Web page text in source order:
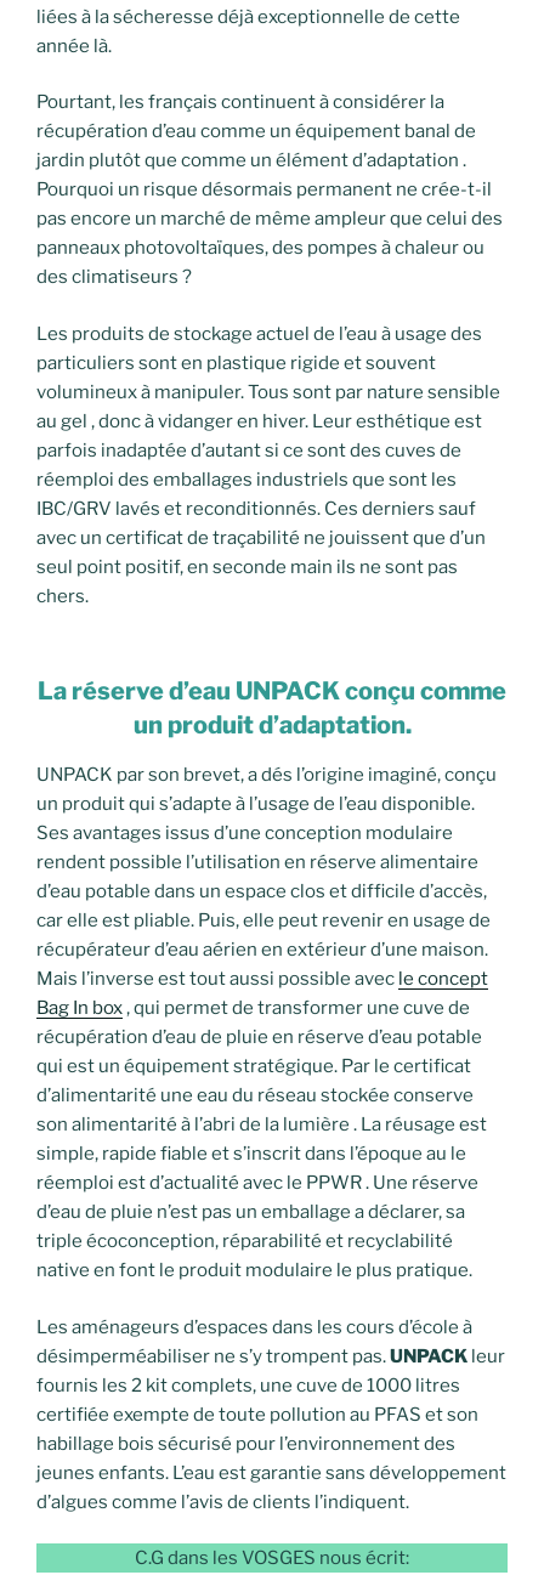
liées à la sécheresse déjà exceptionnelle de cette
année là.
Pourtant, les français continuent à considérer la
récupération d’eau comme un équipement banal de
jardin plutôt que comme un élément d’adaptation .
Pourquoi un risque désormais permanent ne crée-t-il
pas encore un marché de même ampleur que celui des
panneaux photovoltaïques, des pompes à chaleur ou
des climatiseurs ?
Les produits de stockage actuel de l’eau à usage des
particuliers sont en plastique rigide et souvent
volumineux à manipuler. Tous sont par nature sensible
au gel , donc à vidanger en hiver. Leur esthétique est
parfois inadaptée d’autant si ce sont des cuves de
réemploi des emballages industriels que sont les
IBC/GRV lavés et reconditionnés. Ces derniers sauf
avec un certificat de traçabilité ne jouissent que d’un
seul point positif, en seconde main ils ne sont pas
chers.
La réserve d’eau UNPACK conçu comme
un produit d’adaptation.
UNPACK par son brevet, a dés l’origine imaginé, conçu
un produit qui s’adapte à l’usage de l’eau disponible.
Ses avantages issus d’une conception modulaire
rendent possible l’utilisation en réserve alimentaire
d’eau potable dans un espace clos et difficile d’accès,
car elle est pliable. Puis, elle peut revenir en usage de
récupérateur d’eau aérien en extérieur d’une maison.
Mais l’inverse est tout aussi possible avec le concept
Bag In box, qui permet de transformer une cuve de
récupération d’eau de pluie en réserve d’eau potable
qui est un équipement stratégique. Par le certificat
d’alimentarité une eau du réseau stockée conserve
son alimentarité à l’abri de la lumière . La réusage est
simple, rapide fiable et s’inscrit dans l’époque au le
réemploi est d’actualité avec le PPWR . Une réserve
d’eau de pluie n’est pas un emballage a déclarer, sa
triple écoconception, réparabilité et recyclabilité
native en font le produit modulaire le plus pratique.
Les aménageurs d’espaces dans les cours d’école à
désimperméabiliser ne s’y trompent pas.UNPACK leur
fournis les 2 kit complets, une cuve de 1000 litres
certifiée exempte de toute pollution au PFAS et son
habillage bois sécurisé pour l’environnement des
jeunes enfants. L’eau est garantie sans développement
d’algues comme l’avis de clients l’indiquent.
C.G dans les VOSGES nous écrit: